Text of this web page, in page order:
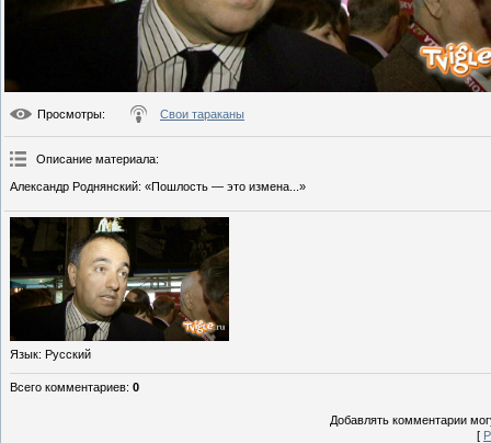
Просмотры: Свои тараканы
Описание материала:
Александр Роднянский: «Пошлость — это измена...»
Язык: Русский
Всего комментариев: 0
Добавлять комментарии
[